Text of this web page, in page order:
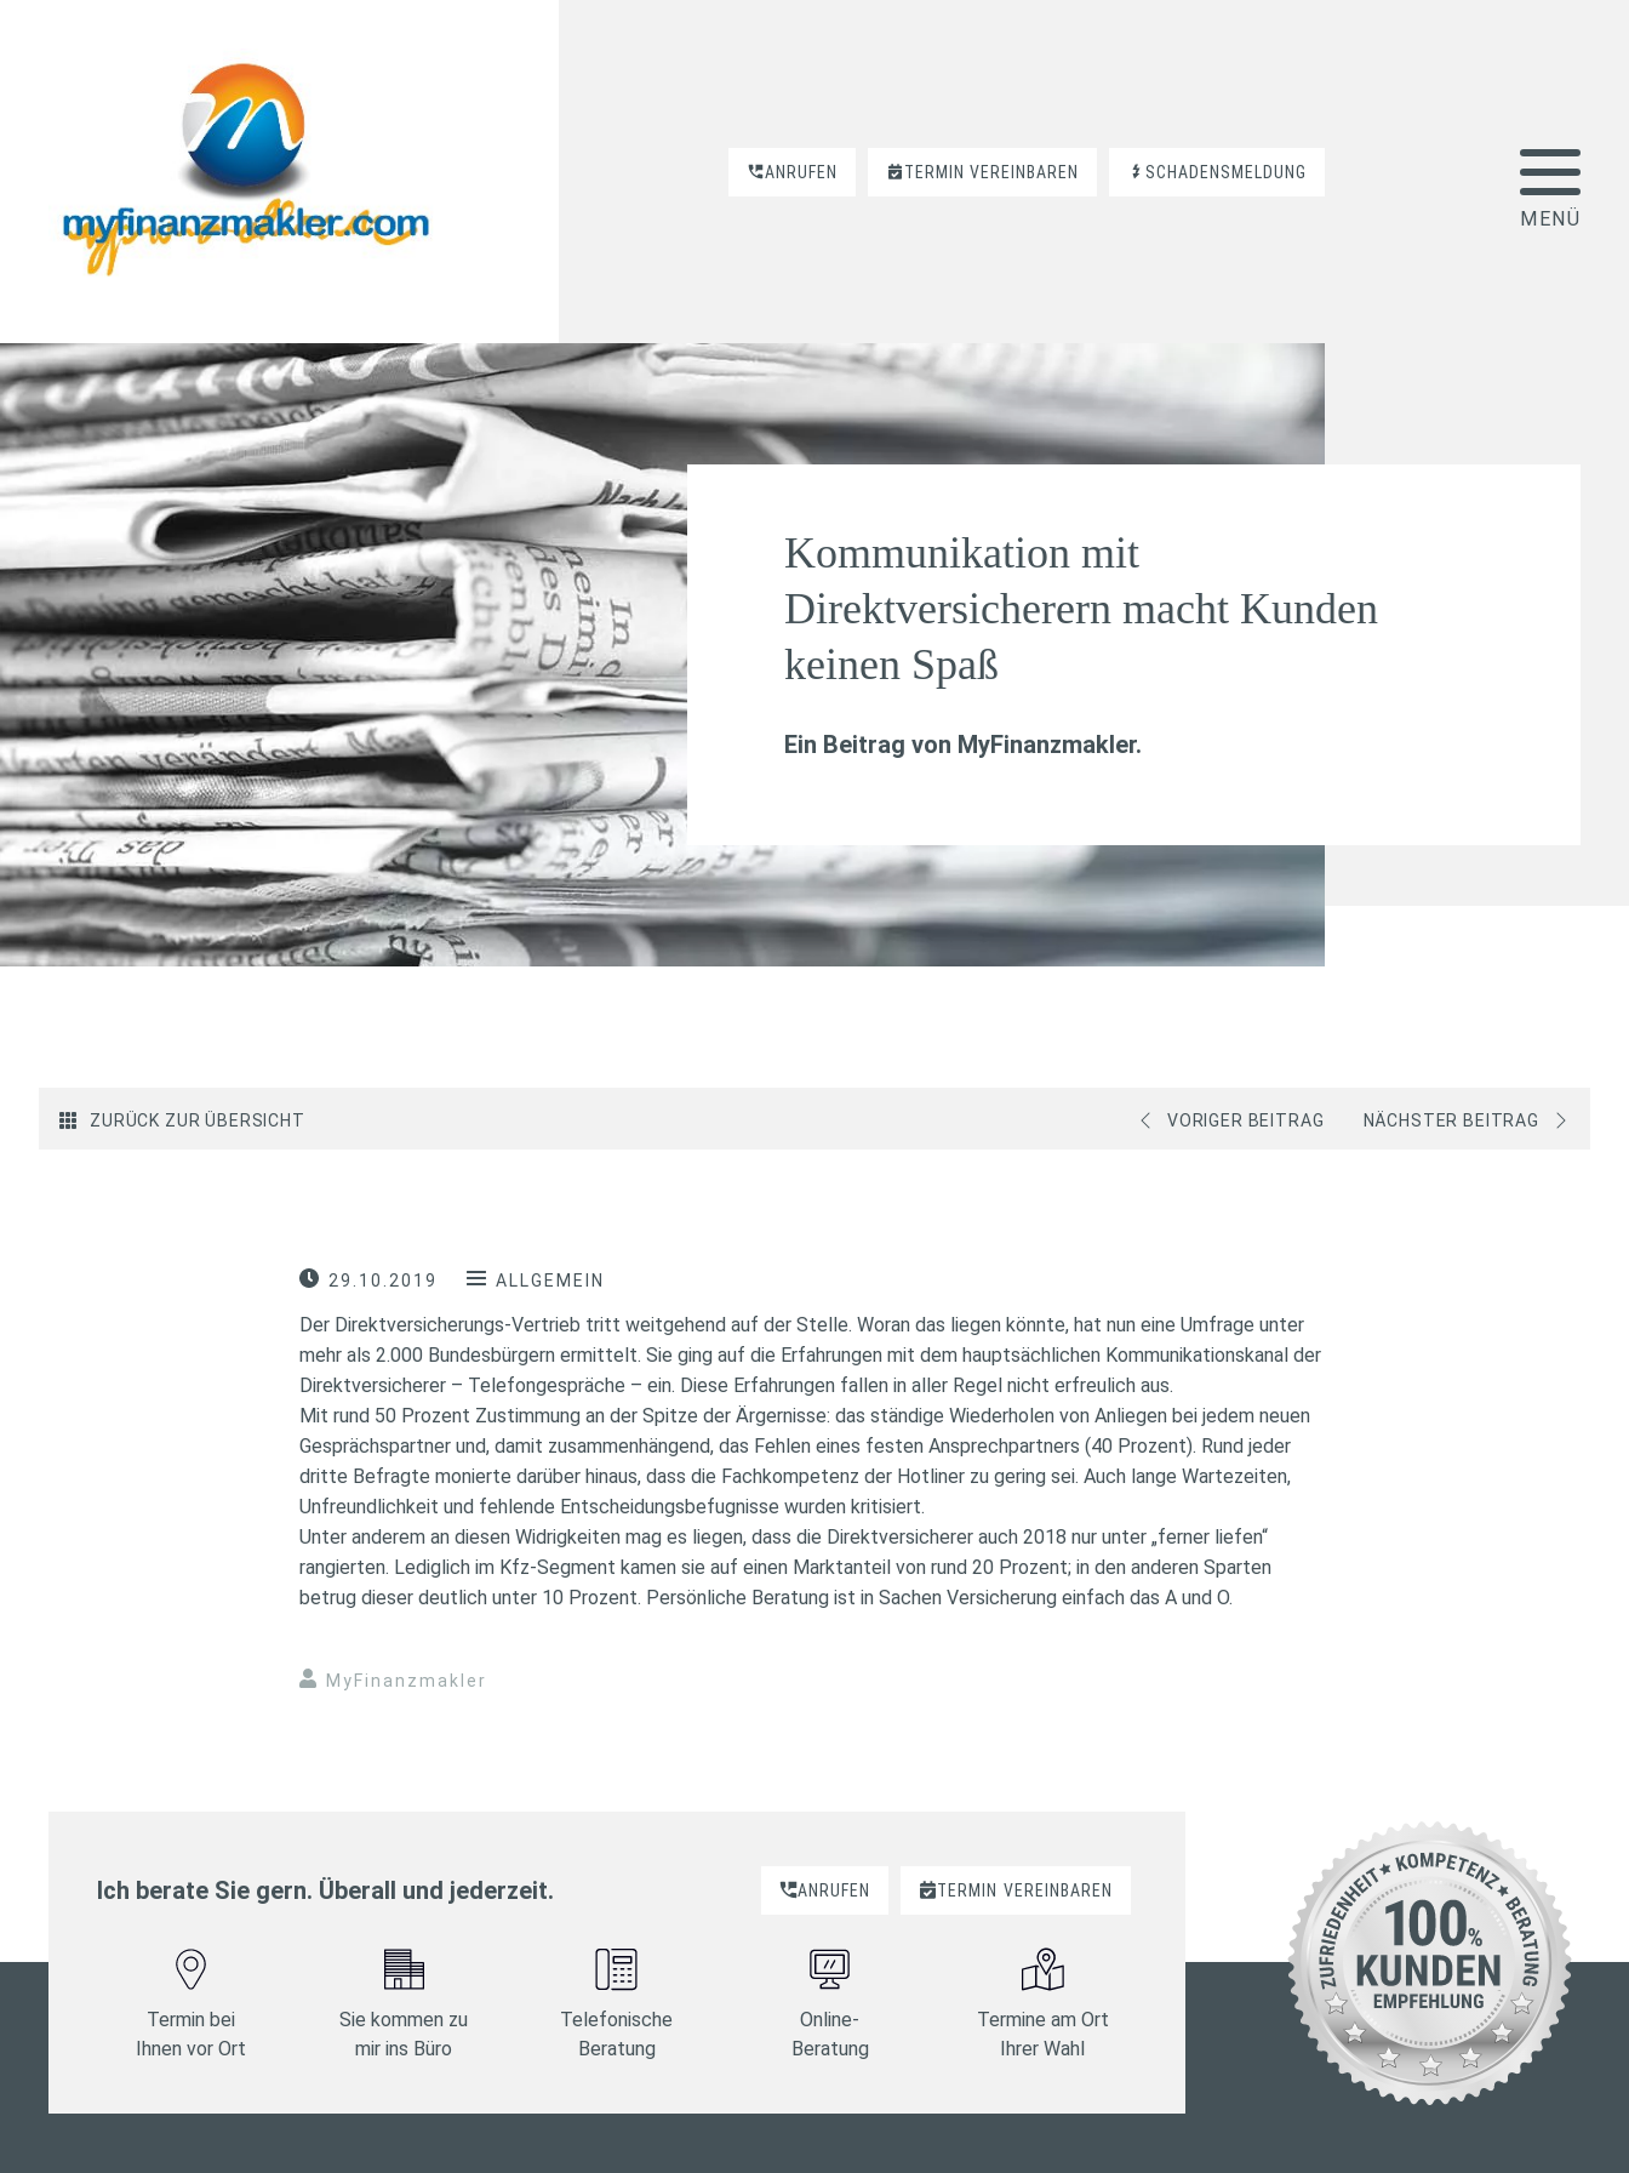
ANRUFEN TERMIN VEREINBAREN SCHADENSMELDUNG
Kommunikation mit
Direktversicherern macht Kunden
keinen Spaß
Ein Beitrag von MyFinanzmakler.
ZURÜCK ZUR ÜBERSICHT VORIGER BEITRAG NÄCHSTER BEITRAG
29.10.2019 ALLGEMEIN
Der Direktversicherungs-Vertrieb tritt weitgehend auf der Stelle. Woran das liegen könnte, hat nun eine Umfrage unter
mehr als 2.000 Bundesbürgern ermittelt. Sie ging auf die Erfahrungen mit dem hauptsächlichen Kommunikationskanal der
Direktversicherer – Telefongespräche – ein. Diese Erfahrungen fallen in aller Regel nicht erfreulich aus.
Mit rund 50 Prozent Zustimmung an der Spitze der Ärgernisse: das ständige Wiederholen von Anliegen bei jedem neuen
Gesprächspartner und, damit zusammenhängend, das Fehlen eines festen Ansprechpartners (40 Prozent). Rund jeder
dritte Befragte monierte darüber hinaus, dass die Fachkompetenz der Hotliner zu gering sei. Auch lange Wartezeiten,
Unfreundlichkeit und fehlende Entscheidungsbefugnisse wurden kritisiert.
Unter anderem an diesen Widrigkeiten mag es liegen, dass die Direktversicherer auch 2018 nur unter „ferner liefen“
rangierten. Lediglich im Kfz-Segment kamen sie auf einen Marktanteil von rund 20 Prozent; in den anderen Sparten
betrug dieser deutlich unter 10 Prozent. Persönliche Beratung ist in Sachen Versicherung einfach das A und O.
MyFinanzmakler
Ich berate Sie gern. Überall und jederzeit. ANRUFEN TERMIN VEREINBAREN
Termin bei
Ihnen vor Ort
Sie kommen zu
mir ins Büro
Telefonische
Beratung
Online-
Beratung
Termine am Ort
Ihrer Wahl